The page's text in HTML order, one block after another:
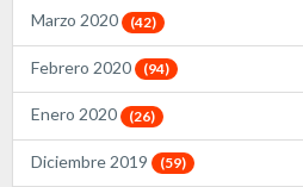
Marzo 2020 (42)
Febrero 2020 (94)
Enero 2020 (26)
Diciembre 2019 (59)